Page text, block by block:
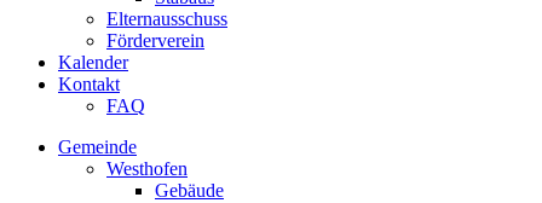
Elternausschuss
Förderverein
Kalender
Kontakt
FAQ
Gemeinde
Westhofen
Gebäude